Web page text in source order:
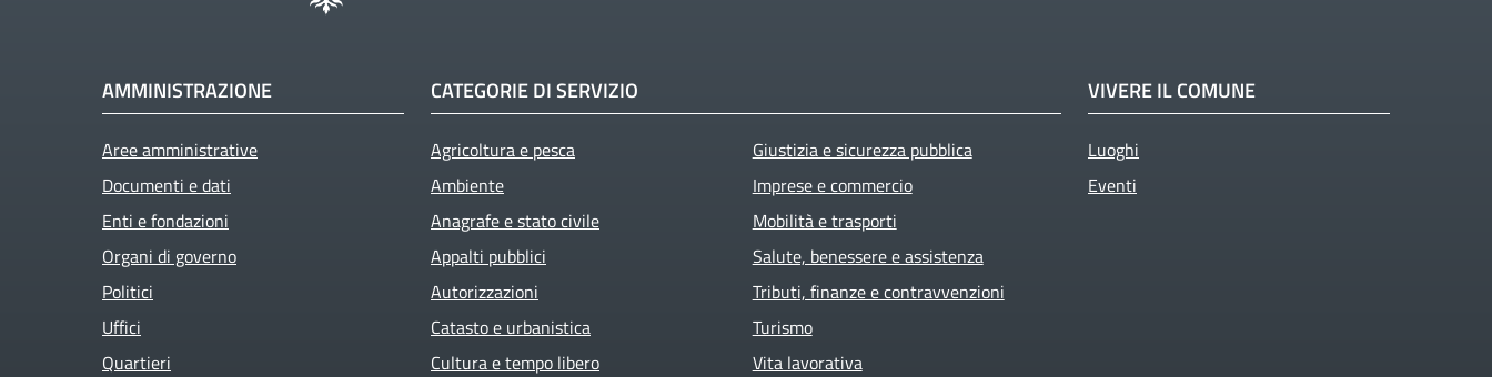
AMMINISTRAZIONE
Aree amministrative
Documenti e dati
Enti e fondazioni
Organi di governo
Politici
Uffici
Quartieri
CATEGORIE DI SERVIZIO
Agricoltura e pesca
Ambiente
Anagrafe e stato civile
Appalti pubblici
Autorizzazioni
Catasto e urbanistica
Cultura e tempo libero
Giustizia e sicurezza pubblica
Imprese e commercio
Mobilità e trasporti
Salute, benessere e assistenza
Tributi, finanze e contravvenzioni
Turismo
Vita lavorativa
VIVERE IL COMUNE
Luoghi
Eventi